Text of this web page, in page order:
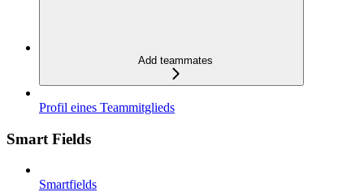
Add teammates
Profil eines Teammitglieds
Smart Fields
Smartfields